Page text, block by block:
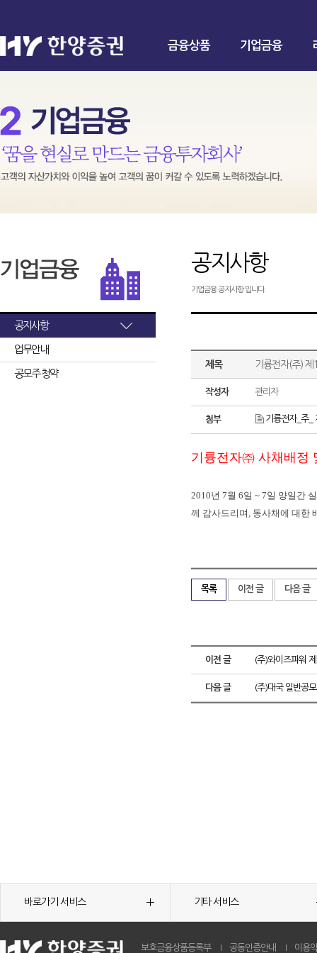
금융상품 기업금융
공지사항
업무안내
공모주 청약
공지사항
기업금융 공지사항 입니다.
제목 기륭전자(주)
작성자 관리자
첨부 기륭전자_주_
기륭전자㈜ 사채배정
2010년 7월 6일 ~ 7일 양일간
께 감사드리며, 동사채에 대한
목록 이전 글 다음 글
이전 글 (주)와이즈파워
다음 글 (주)대국 일반공
바로가기 서비스 기타 서비스
보호금융상품등록부 공동인증안내 이용